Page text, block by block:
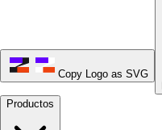
Copy Logo as SVG
Productos